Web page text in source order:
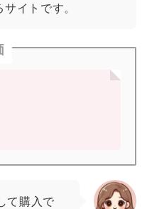
イトです。
て購入で